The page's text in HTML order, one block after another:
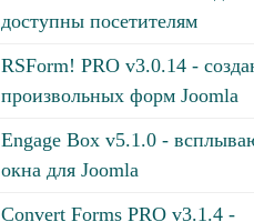
доступны посетителям
RSForm! PRO v3.0.14 -
произвольных форм Joomla
Engage Box v5.1.0 -
окна для Joomla
Convert Forms PRO v3.1.4 -